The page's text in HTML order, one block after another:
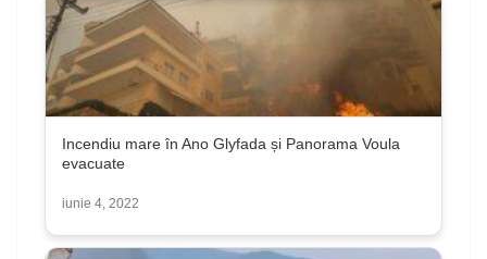
Incendiu mare în Ano Glyfada și Panorama Voula
evacuate
iunie 4, 2022